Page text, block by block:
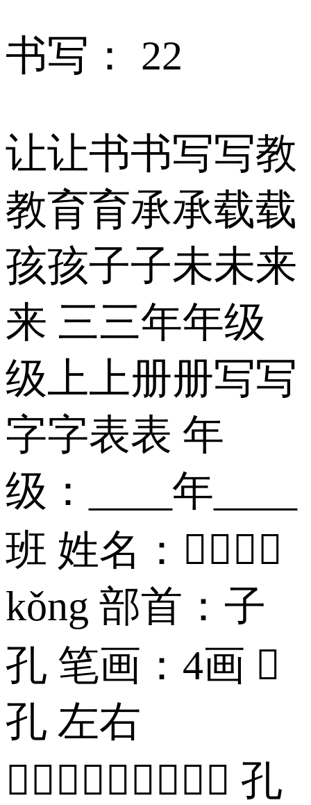
书写： 22
让让书书写写教
教育育承承载载
孩孩子子未未来
来 三三年年级
级上上册册写写
字字表表 年
级：____年____
班 姓名：
kǒng 部首：子
孔 笔画：4画 
孔 左右
 孔